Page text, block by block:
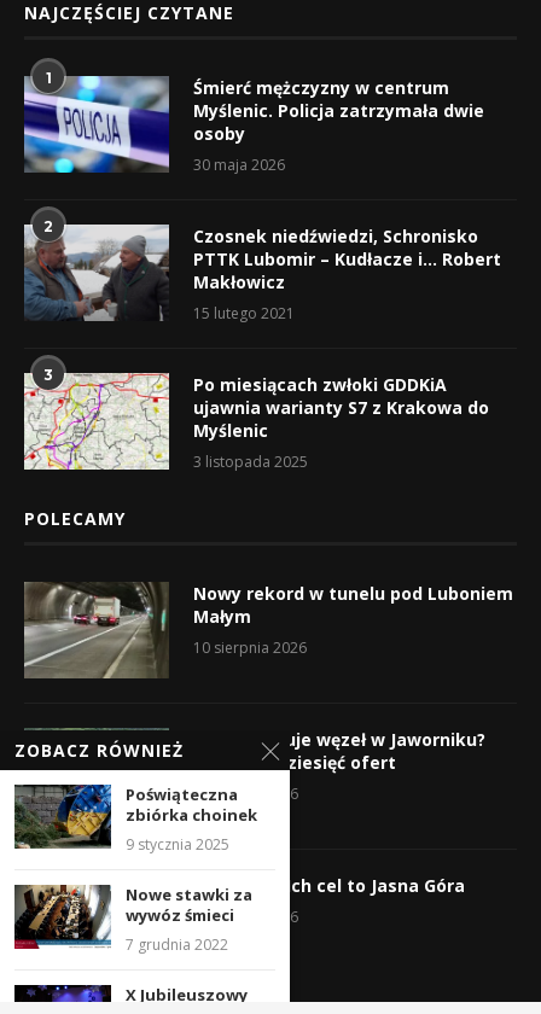
NAJCZĘŚCIEJ CZYTANE
1
Śmierć mężczyzny w centrum
Myślenic. Policja zatrzymała dwie
osoby
30 maja 2026
2
Czosnek niedźwiedzi, Schronisko
PTTK Lubomir – Kudłacze i… Robert
Makłowicz
15 lutego 2021
3
Po miesiącach zwłoki GDDKiA
ujawnia warianty S7 z Krakowa do
Myślenic
3 listopada 2025
POLECAMY
Nowy rekord w tunelu pod Luboniem
Małym
10 sierpnia 2026
Kto wybuduje węzeł w Jaworniku?
Wpłynęło dziesięć ofert
7 sierpnia 2026
Wyruszyli! Ich cel to Jasna Góra
5 sierpnia 2026
ZOBACZ RÓWNIEŻ
Poświąteczna
zbiórka choinek
9 stycznia 2025
Nowe stawki za
wywóz śmieci
7 grudnia 2022
X Jubileuszowy